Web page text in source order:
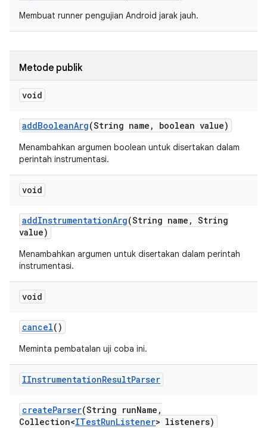
Membuat runner pengujian Android jarak jauh.
Metode publik
void
addBooleanArg(String name , boolean value)
Menambahkan argumen boolean untuk disertakan dalam
perintah instrumentasi.
void
addInstrumentationArg(String name , String
value)
Menambahkan argumen untuk disertakan dalam perintah
instrumentasi.
void
cancel()
Meminta pembatalan uji coba ini.
IInstrumentationResultParser
createParser(String runName ,
Collection<ITestRunListener> listeners)